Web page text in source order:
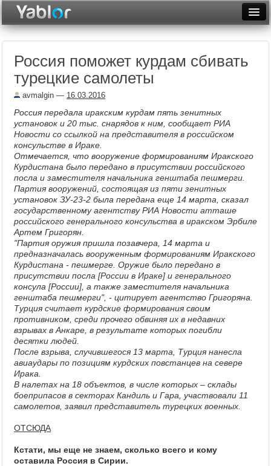
Неделя
Месяц
Рейтинги
Архив
Фототоп
Видеотоп
Россия поможет курдам сбивать
турецкие самолеты
avmalgin — 16.03.2016
Россия передала иракским курдам пять зенитных
установок и 20 тыс. снарядов к ним, сообщает РИА
Новости со ссылкой на представителя в российском
консульстве в Ираке.
Отмечается, что вооружение формированиям Иракского
Курдистана было передано в присутствии российского
посла и заместителя начальника генштаба пешмерги.
Партия вооружений, состоящая из пяти зенитных
установок ЗУ-23-2 была передана еще 14 марта, сказал
государственному агентству РИА Новости атташе
российского генерального консульства в иракском Эрбиле
Артем Григорян.
"Партия оружия пришла позавчера, 14 марта и
предназначалась вооруженным формированиям Иракского
Курдистана - пешмерге. Оружие было передано в
присутствии посла [России в Ираке] и генерального
консула [России], а также заместителя начальника
генштаба пешмерги", - цитирует агентство Григоряна.
Турция считает курдские формирования своим
противником, среди прочего обвиняя их в недавних
взрывах в Анкаре, в результате которых погибли
десятки людей.
После взрыва, случившегося 13 марта, Турция нанесла
авиаудары по позициям курдских повстанцев на севере
Ирака.
В налетах на 18 объектов, в числе которых – склады
боеприпасов в секторах Кандиль и Гара, участвовали 11
самолетов, заявил представитель турецких военных.
ОТСЮДА
Кстати, мы еще не знаем, сколько всего и кому
оставила Россия в Сирии.